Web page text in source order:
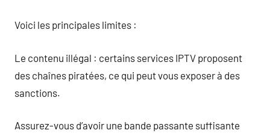
Voici les principales limites :
Le contenu illégal : certains services IPTV proposent
des chaînes piratées, ce qui peut vous exposer à des
sanctions.
Assurez-vous d’avoir une bande passante suffisante